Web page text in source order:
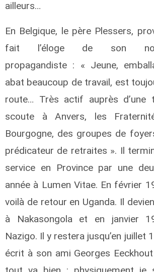
ailleurs…
En Belgique, le père Plessers,
fait l’éloge de son
propagandiste : « Jeune,
abat beaucoup de travail, est
route… Très actif auprès d’une
scoute à Anvers, les
Bourgogne, des groupes de
prédicateur de retraites ». Il
service en Province par une
année à Lumen Vitae. En février
voilà de retour en Uganda. Il
à Nakasongola et en janvier
Nazigo. Il y restera jusqu’en juillet
écrit à son ami Georges